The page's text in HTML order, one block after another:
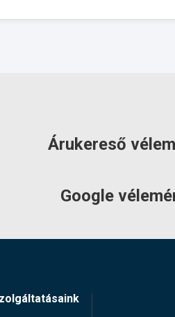
Árukereső
Google